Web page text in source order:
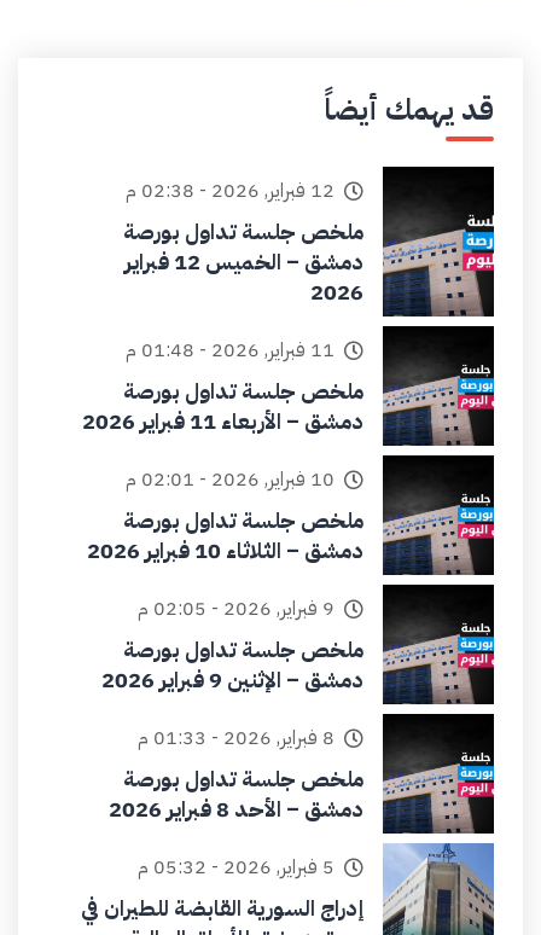
قد يهمك أيضاً
12 فبراير, 2026 - 02:38 م
ملخص جلسة تداول بورصة
دمشق – الخميس 12 فبراير
2026
11 فبراير, 2026 - 01:48 م
ملخص جلسة تداول بورصة
دمشق – الأربعاء 11 فبراير 2026
10 فبراير, 2026 - 02:01 م
ملخص جلسة تداول بورصة
دمشق – الثلاثاء 10 فبراير 2026
9 فبراير, 2026 - 02:05 م
ملخص جلسة تداول بورصة
دمشق – الإثنين 9 فبراير 2026
8 فبراير, 2026 - 01:33 م
ملخص جلسة تداول بورصة
دمشق – الأحد 8 فبراير 2026
5 فبراير, 2026 - 05:32 م
إدراج السورية القابضة للطيران في